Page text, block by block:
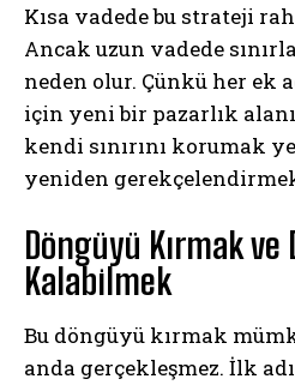
Kısa vadede bu strateji
Ancak uzun vadede
neden olur. Çünkü her ek
için yeni bir pazarlık
kendi sınırını korumak
yeniden
Döngüyü Kırmak
Kalabilmek
Bu döngüyü kırmak
anda gerçekleşmez. İlk